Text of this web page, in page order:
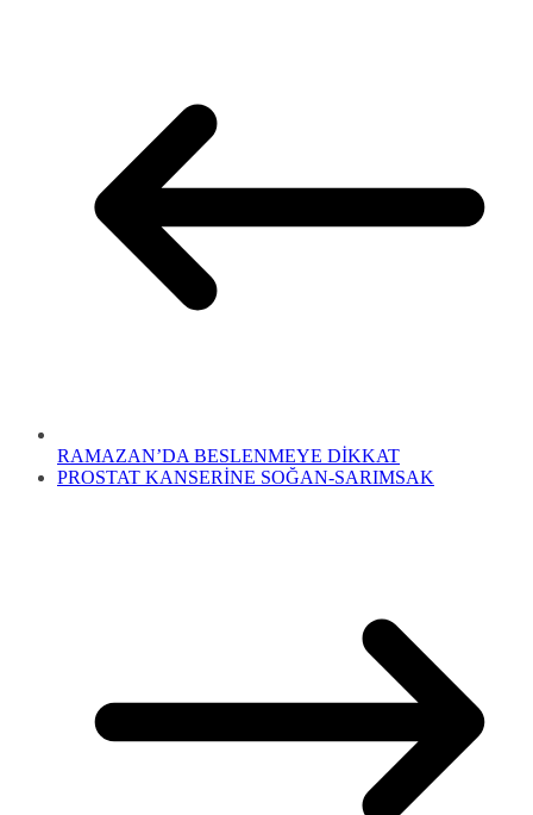
RAMAZAN’DA BESLENMEYE DİKKAT
PROSTAT KANSERİNE SOĞAN-SARIMSAK